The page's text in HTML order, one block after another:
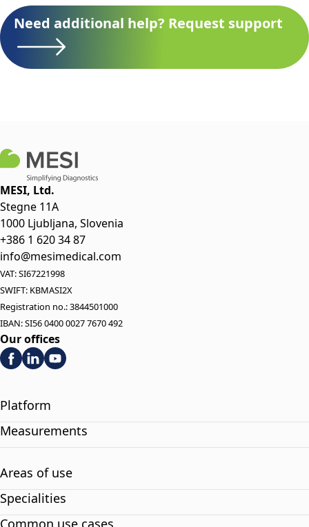
Need additional help? Request support
MESI, Ltd.
Stegne 11A
1000 Ljubljana, Slovenia
+386 1 620 34 87
info@mesimedical.com
VAT: SI67221998
SWIFT: KBMASI2X
Registration no.: 3844501000
IBAN: SI56 0400 0027 7670 492
Our offices
Platform
Measurements
Areas of use
Specialities
Common use cases